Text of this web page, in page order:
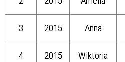
3
2015 Anna
4
2015 Wiktoria